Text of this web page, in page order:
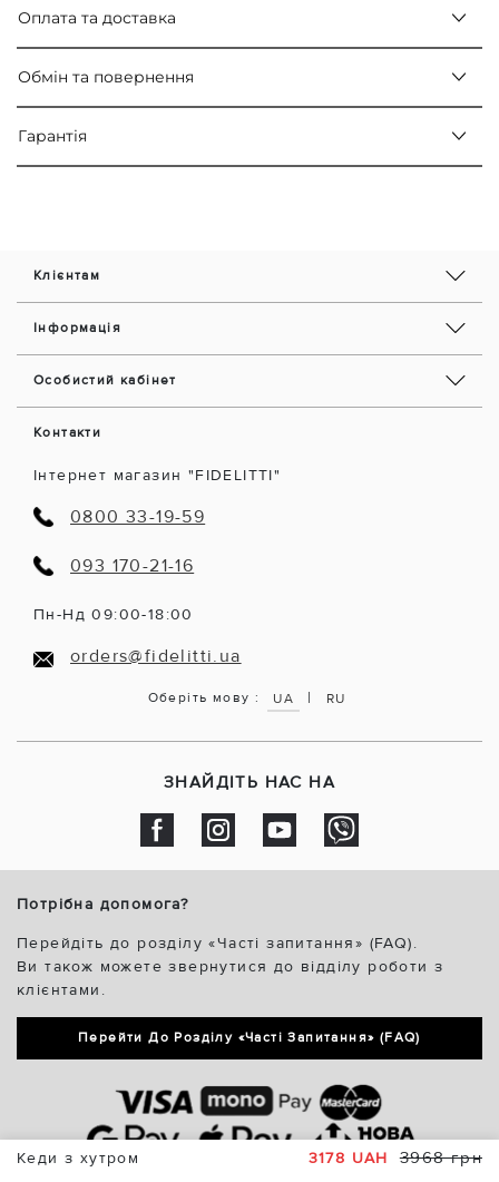
Кеди з хутром 3178 UAH 3968 грн
Оплата та доставка
Обмін та повернення
Гарантія
Клієнтам
Інформація
Особистий кабінет
Контакти
Інтернет магазин "FIDELITTI"
0800 33-19-59
093 170-21-16
Пн-Нд 09:00-18:00
orders@fidelitti.ua
Оберіть мову : UA | RU
ЗНАЙДІТЬ НАС НА
Потрібна допомога?
Перейдіть до розділу «Часті запитання» (FAQ).
Ви також можете звернутися до відділу роботи з
клієнтами.
Перейти До Розділу «Часті Запитання» (FAQ)